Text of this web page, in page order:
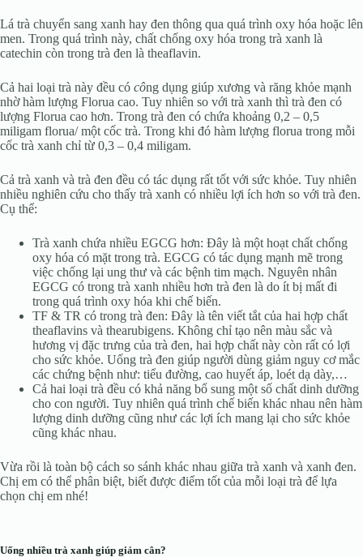
Lá trà chuyển sang xanh hay đen thông qua quá trình oxy hóa hoặc lên
men. Trong quá trình này, chất chống oxy hóa trong trà xanh là
catechin còn trong trà đen là theaflavin.
Cả hai loại trà này đều có công dụng giúp xương và răng khỏe mạnh
nhờ hàm lượng Florua cao. Tuy nhiên so với trà xanh thì trà đen có
lượng Florua cao hơn. Trong trà đen có chứa khoảng 0,2 – 0,5
miligam florua/ một cốc trà. Trong khi đó hàm lượng florua trong mỗi
cốc trà xanh chỉ từ 0,3 – 0,4 miligam.
Cả trà xanh và trà đen đều có tác dụng rất tốt với sức khỏe. Tuy nhiên
nhiều nghiên cứu cho thấy trà xanh có nhiều lợi ích hơn so với trà đen.
Cụ thể:
Trà xanh chứa nhiều EGCG hơn: Đây là một hoạt chất chống
oxy hóa có mặt trong trà. EGCG có tác dụng mạnh mẽ trong
việc chống lại ung thư và các bệnh tim mạch. Nguyên nhân
EGCG có trong trà xanh nhiều hơn trà đen là do ít bị mất đi
trong quá trình oxy hóa khi chế biến.
TF & TR có trong trà đen: Đây là tên viết tắt của hai hợp chất
theaflavins và thearubigens. Không chỉ tạo nên màu sắc và
hương vị đặc trưng của trà đen, hai hợp chất này còn rất có lợi
cho sức khỏe. Uống trà đen giúp người dùng giảm nguy cơ mắc
các chứng bệnh như: tiểu đường, cao huyết áp, loét dạ dày,…
Cả hai loại trà đều có khả năng bổ sung một số chất dinh dưỡng
cho con người. Tuy nhiên quá trình chế biến khác nhau nên hàm
lượng dinh dưỡng cũng như các lợi ích mang lại cho sức khỏe
cũng khác nhau.
Vừa rồi là toàn bộ cách so sánh khác nhau giữa trà xanh và xanh đen.
Chị em có thể phân biệt, biết được điểm tốt của mỗi loại trà để lựa
chọn chị em nhé!
Uống nhiều trà xanh giúp giảm cân?